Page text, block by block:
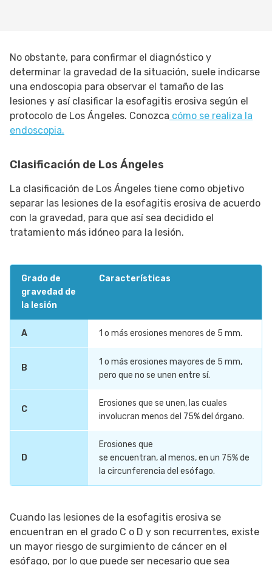
No obstante, para confirmar el diagnóstico y
determinar la gravedad de la situación, suele indicarse
una endoscopia para observar el tamaño de las
lesiones y así clasificar la esofagitis erosiva según el
protocolo de Los Ángeles. Conozca cómo se realiza la
endoscopia.
Clasificación de Los Ángeles
La clasificación de Los Ángeles tiene como objetivo
separar las lesiones de la esofagitis erosiva de acuerdo
con la gravedad, para que así sea decidido el
tratamiento más idóneo para la lesión.
Grado de
gravedad de
la lesión
Características
A 1 o más erosiones menores de 5 mm.
B
1 o más erosiones mayores de 5 mm,
pero que no se unen entre sí.
C
Erosiones que se unen, las cuales
involucran menos del 75% del órgano.
D
Erosiones que
se encuentran, al menos, en un 75% de
la circunferencia del esófago.
Cuando las lesiones de la esofagitis erosiva se
encuentran en el grado C o D y son recurrentes, existe
un mayor riesgo de surgimiento de cáncer en el
esófago, por lo que puede ser necesario que sea